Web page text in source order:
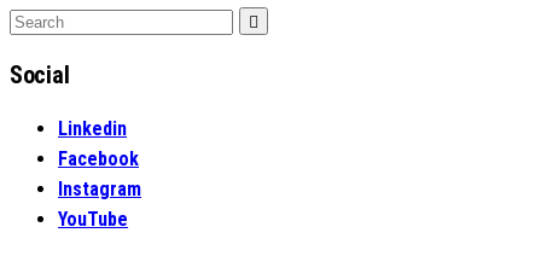
Search
Social
Linkedin
Facebook
Instagram
YouTube